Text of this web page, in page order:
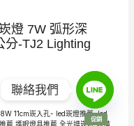
燈 7W 弧形深
分-TJ2 Lighting
促銷特
聯絡我們